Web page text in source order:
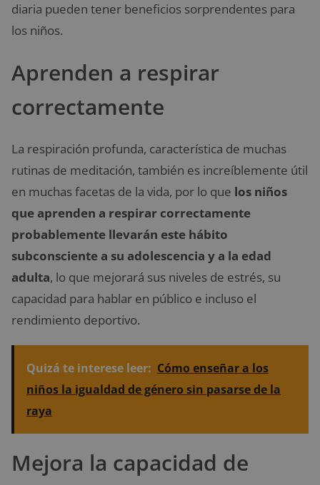
diaria pueden tener beneficios sorprendentes para
los niños.
Aprenden a respirar
correctamente
La respiración profunda, característica de muchas
rutinas de meditación, también es increíblemente útil
en muchas facetas de la vida, por lo que los niños
que aprenden a respirar correctamente
probablemente llevarán este hábito
subconsciente a su adolescencia y a la edad
adulta, lo que mejorará sus niveles de estrés, su
capacidad para hablar en público e incluso el
rendimiento deportivo.
Quizá te interese leer: Cómo enseñar a los
niños la igualdad de género sin pasarse de la
raya
Mejora la capacidad de